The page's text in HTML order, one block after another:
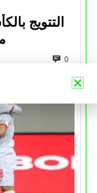
التتويج
0